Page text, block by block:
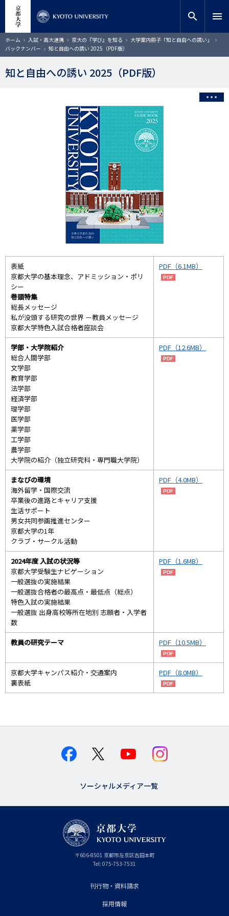
コ
ン
テ
ン
ツ
サイト内検索
検索
search menu
ホーム 入試・高大連携 京大の『学び』を知る
大学案内冊子「知と自由への誘い」
バックナンバー
知と自由への誘い 2025（PDF版）
知と自由への誘い 2025（PDF版）
表紙
京都大学の基本理念、アドミッション・ポリ
シー
巻頭特集
総長メッセージ
私が没頭する研究の世界 －教員メッセージ
京都大学特色入試合格者座談会
PDF（6.1MB）
学部・大学院紹介
総合人間学部
文学部
教育学部
法学部
経済学部
理学部
医学部
薬学部
工学部
農学部
大学院の紹介（独立研究科・専門職大学院）
PDF（12.6MB）
まなびの環境
海外留学・国際交流
卒業後の進路とキャリア支援
生活サポート
男女共同参画推進センター
京都大学の1年
クラブ・サークル活動
PDF（4.0MB）
2024年度 入試の状況等
京都大学受験生ナビゲーション
一般選抜の実施結果
一般選抜合格者の最高点・最低点（総点）
特色入試の実施結果
一般選抜 出身高校等所在地別 志願者・入学者
数
PDF（1.6MB）
教員の研究テーマ PDF（10.5MB）
京都大学キャンパス紹介・交通案内
裏表紙
PDF（8.0MB）
ソーシャルメディア一覧
〒606-8501 京
都
府
京都市左京区吉田本町
Tel: 075-753-7531
刊行物・資料請求
採用情報